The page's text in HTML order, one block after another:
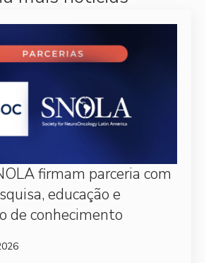
firmam parceria com
educação e
de conhecimento